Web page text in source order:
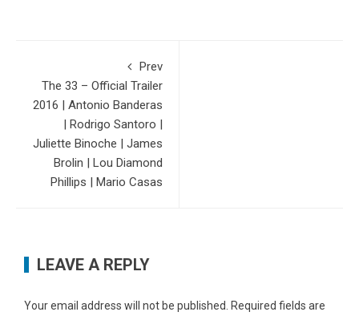
Prev
The 33 – Official Trailer
2016 | Antonio Banderas
| Rodrigo Santoro |
Juliette Binoche | James
Brolin | Lou Diamond
Phillips | Mario Casas
LEAVE A REPLY
Your email address will not be published. Required fields are